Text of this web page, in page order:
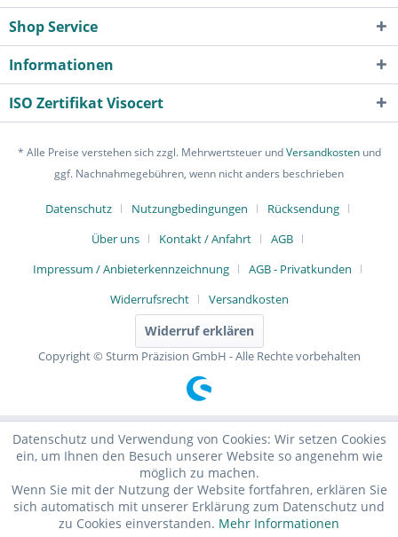
Shop Service
Informationen
ISO Zertifikat Visocert
* Alle Preise verstehen sich zzgl. Mehrwertsteuer undVersandkostenund
ggf. Nachnahmegebühren, wenn nicht anders beschrieben
Datenschutz Nutzungbedingungen
Rücksendung
Über uns
Kontakt / Anfahrt
AGB
Impressum / Anbieterkennzeichnung
AGB - Privatkunden
Widerrufsrecht
Versandkosten
Widerruf erklären
Copyright © Sturm Präzision GmbH - Alle Rechte vorbehalten
Datenschutz und Verwendung von Cookies: Wir setzen Cookies
ein, um Ihnen den Besuch unserer Website so angenehm wie
möglich zu machen.
Wenn Sie mit der Nutzung der Website fortfahren, erklären Sie
sich automatisch mit unserer Erklärung zum Datenschutz und
zu Cookies einverstanden. Mehr Informationen